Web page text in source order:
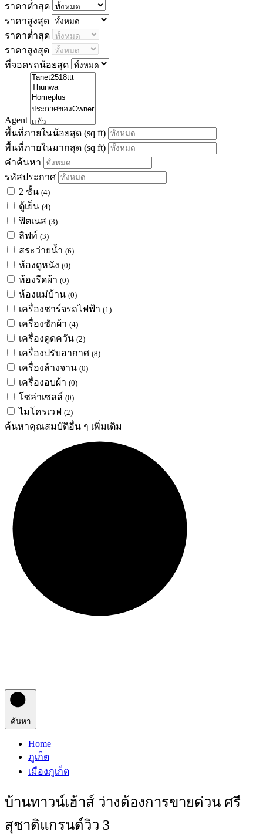
ราคาต่ำสุด
ราคาสูงสุด
ราคาต่ำสุด
ราคาสูงสุด
ที่จอดรถน้อยสุด
Agent
พื้นที่ภายในน้อยสุด (sq ft)
พื้นที่ภายในมากสุด (sq ft)
คำค้นหา
รหัสประกาศ
2 ชั้น (4)
ตู้เย็น (4)
ฟิตเนส (3)
ลิฟท์ (3)
สระว่ายน้ำ (6)
ห้องดูหนัง (0)
ห้องรีดผ้า (0)
ห้องแม่บ้าน (0)
เครื่องชาร์จรถไฟฟ้า (1)
เครื่องซักผ้า (4)
เครื่องดูดควัน (2)
เครื่องปรับอากาศ (8)
เครื่องล้างจาน (0)
เครื่องอบผ้า (0)
โซล่าเซลล์ (0)
ไมโครเวฟ (2)
ค้นหาคุณสมบัติอื่น ๆ เพิ่มเติม
ค้นหา
Home
ภูเก็ต
เมืองภูเก็ต
บ้านทาวน์เฮ้าส์ ว่างต้องการขายด่วน ศรี
สุชาติแกรนด์วิว 3